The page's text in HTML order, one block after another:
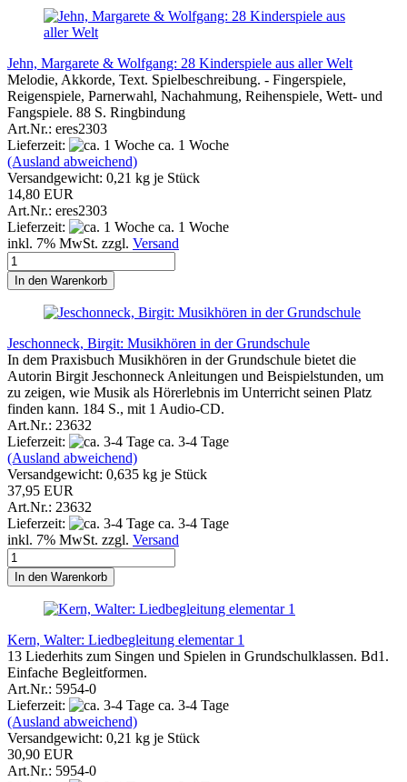
Jehn, Margarete & Wolfgang: 28 Kinderspiele aus aller Welt
Melodie, Akkorde, Text. Spielbeschreibung. - Fingerspiele,
Reigenspiele, Parnerwahl, Nachahmung, Reihenspiele, Wett- und
Fangspiele. 88 S. Ringbindung
Art.Nr.: eres2303
Lieferzeit:
ca. 1 Woche
(Ausland abweichend)
Versandgewicht: 0,21 kg je Stück
14,80 EUR
Art.Nr.: eres2303
Lieferzeit:
ca. 1 Woche
inkl. 7% MwSt. zzgl. Versand
In den Warenkorb
Jeschonneck, Birgit: Musikhören in der Grundschule
In dem Praxisbuch Musikhören in der Grundschule bietet die
Autorin Birgit Jeschonneck Anleitungen und Beispielstunden, um
zu zeigen, wie Musik als Hörerlebnis im Unterricht seinen Platz
finden kann. 184 S., mit 1 Audio-CD.
Art.Nr.: 23632
Lieferzeit:
ca. 3-4 Tage
(Ausland abweichend)
Versandgewicht: 0,635 kg je Stück
37,95 EUR
Art.Nr.: 23632
Lieferzeit:
ca. 3-4 Tage
inkl. 7% MwSt. zzgl. Versand
In den Warenkorb
Kern, Walter: Liedbegleitung elementar 1
13 Liederhits zum Singen und Spielen in Grundschulklassen. Bd1.
Einfache Begleitformen.
Art.Nr.: 5954-0
Lieferzeit:
ca. 3-4 Tage
(Ausland abweichend)
Versandgewicht: 0,21 kg je Stück
30,90 EUR
Art.Nr.: 5954-0